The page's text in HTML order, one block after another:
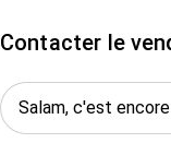
Contacter le